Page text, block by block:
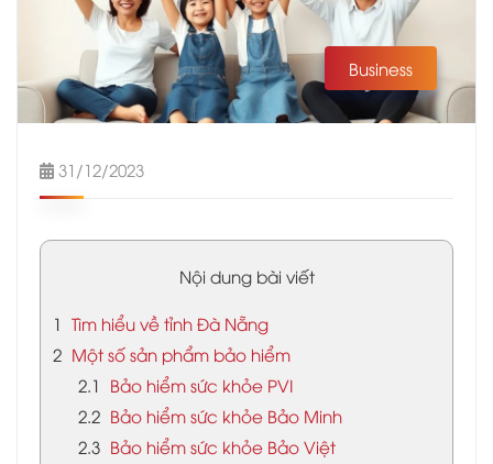
Business
31/12/2023
Nội dung bài viết
1 Tìm hiểu về tỉnh Đà Nẵng
2 Một số sản phẩm bảo hiểm
2.1
Bảo hiểm sức khỏe PVI
2.2 Bảo hiểm sức khỏe Bảo Minh
2.3 Bảo hiểm sức khỏe Bảo Việt